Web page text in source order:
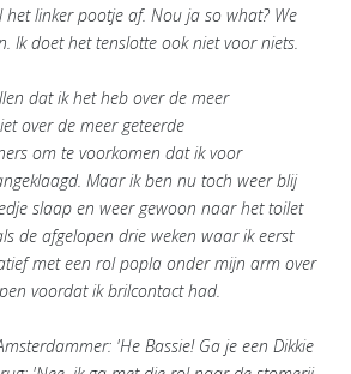
linker pootje af. Nou ja so what? We
Ik doet het tenslotte ook niet voor niets.
dat ik het heb over de meer
over de meer geteerde
om te voorkomen dat ik voor
Maar ik ben nu toch weer blij
slaap en weer gewoon naar het toilet
de afgelopen drie weken waar ik eerst
met een rol popla onder mijn arm over
voordat ik brilcontact had.
'He Bassie! Ga je een Dikkie